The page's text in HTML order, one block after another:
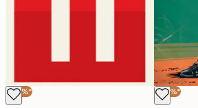
-40%* -40%*